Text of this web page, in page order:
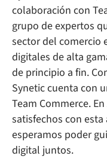
colaboración con
grupo de expertos
sector del comercio
digitales de alta
de principio a fin.
Synetic cuenta con
Team Commerce.
satisfechos con
esperamos poder
digital juntos.